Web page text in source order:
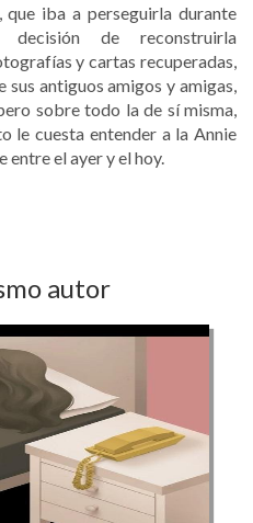
que iba a perseguirla durante
de reconstruirla
y cartas recuperadas,
sus antiguos amigos y amigas,
sobre todo la de sí misma,
le cuesta entender a la Annie
entre el ayer y el hoy.
autor